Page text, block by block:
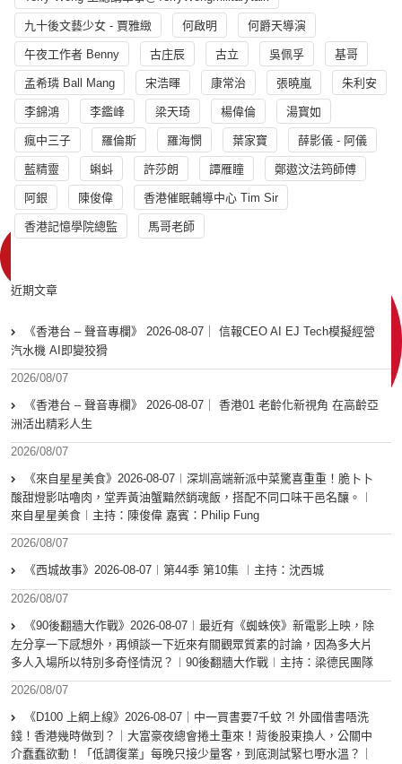
九十後文藝少女 - 賈雅緻 何啟明 何爵天導演
午夜工作者 Benny 古庄辰 古立 吳佩孚 基哥
孟希璘 Ball Mang 宋浩暉 康常治 張曉嵐 朱利安
李錦鴻 李鑑峰 梁天琦 楊偉倫 湯寳如
瘋中三子 羅倫斯 羅海憫 葉家寶 薛影儀 - 阿儀
藍精靈 蝌蚪 許莎朗 譚雁瞳 鄭遨汶法筠師傅
阿銀 陳俊偉 香港催眠輔導中心 Tim Sir
香港記憶學院總監 馬哥老師
近期文章
《香港台 – 聲音專欄》 2026-08-07｜ 信報CEO AI EJ Tech模擬經營
汽水機 AI即變狡猾
2026/08/07
《香港台 – 聲音專欄》 2026-08-07｜ 香港01 老齡化新視角 在高齡亞
洲活出精彩人生
2026/08/07
《來自星星美食》2026-08-07︱深圳高端新派中菜驚喜重重！脆卜卜
酸甜燈影咕嚕肉，堂弄黃油蟹黯然銷魂飯，搭配不同口味干邑名釀。︱
來自星星美食︱主持：陳俊偉 嘉賓：Philip Fung
2026/08/07
《西城故事》2026-08-07︱第44季 第10集 ︱主持：沈西城
2026/08/07
《90後翻牆大作戰》2026-08-07︱最近有《蜘蛛俠》新電影上映，除
左分享一下感想外，再傾談一下近來有關觀眾質素的討論，因為多大片
多人入場所以特別多奇怪情況？︱90後翻牆大作戰︱主持：梁德民團隊
2026/08/07
《D100 上綱上線》2026-08-07｜中一買書要7千蚊 ?! 外國借書唔洗
錢！香港幾時做到？｜大富豪夜總會捲土重來！背後股東換人，公關中
介蠢蠢欲動！「低調復業」每晚只接少量客，到底測試緊乜嘢水溫？｜